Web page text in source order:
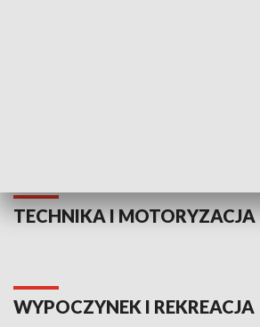
TECHNIKA I MOTORYZACJA
WYPOCZYNEK I REKREACJA